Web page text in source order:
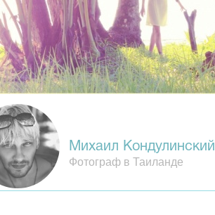
Михаил Кондулинский
Фотограф в Таиланде